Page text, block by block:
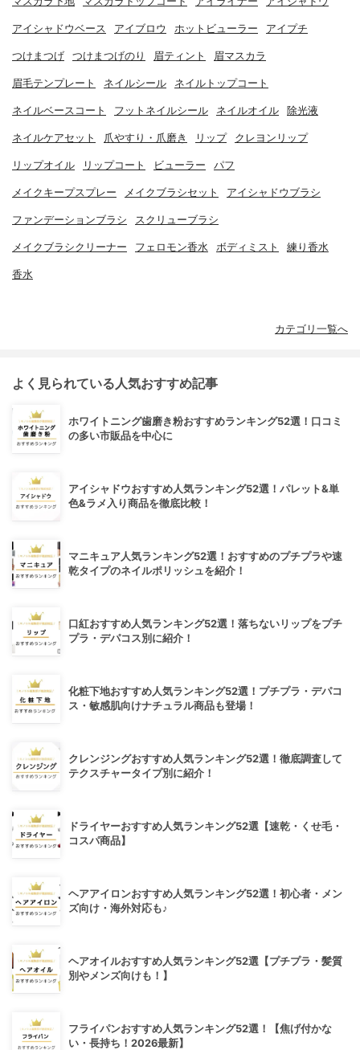
アイシャドウベース アイブロウ ホットビューラー アイプチ
つけまつげ つけまつげのり 眉ティント 眉マスカラ
眉毛テンプレート ネイルシール ネイルトップコート
ネイルベースコート フットネイルシール ネイルオイル 除光液
ネイルケアセット 爪やすり・爪磨き リップ クレヨンリップ
リップオイル リップコート ビューラー パフ
メイクキープスプレー メイクブラシセット アイシャドウブラシ
ファンデーションブラシ スクリューブラシ
メイクブラシクリーナー フェロモン香水 ボディミスト 練り香水
香水
カテゴリ一覧へ
よく見られている人気おすすめ記事
ホワイトニング歯磨き粉おすすめランキング52選！口コミ
の多い市販品を中心に
アイシャドウおすすめ人気ランキング52選！パレット&単
色&ラメ入り商品を徹底比較！
マニキュア人気ランキング52選！おすすめのプチプラや速
乾タイプのネイルポリッシュを紹介！
口紅おすすめ人気ランキング52選！落ちないリップをプチ
プラ・デパコス別に紹介！
化粧下地おすすめ人気ランキング52選！プチプラ・デパコ
ス・敏感肌向けナチュラル商品も登場！
クレンジングおすすめ人気ランキング52選！徹底調査して
テクスチャータイプ別に紹介！
ドライヤーおすすめ人気ランキング52選【速乾・くせ毛・
コスパ商品】
ヘアアイロンおすすめ人気ランキング52選！初心者・メン
ズ向け・海外対応も♪
ヘアオイルおすすめ人気ランキング52選【プチプラ・髪質
別やメンズ向けも！】
フライパンおすすめ人気ランキング52選！【焦げ付かな
い・長持ち！2026最新】